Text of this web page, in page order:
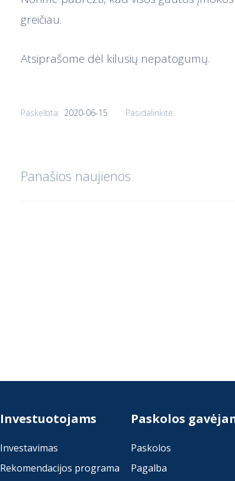
greičiau.
Atsiprašome dėl kilusių nepatogumų.
Paskelbta: 2020-06-15 Pasidalinkite:
Panašios naujienos
Investuotojams
Investavimas
Rekomendacijos programa
Paskolos
Paskolos
Pagalba